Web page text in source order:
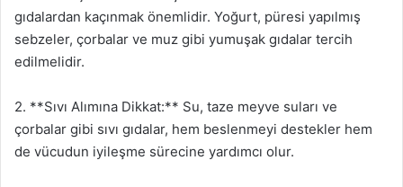
gıdalardan kaçınmak önemlidir. Yoğurt, püresi yapılmış
sebzeler, çorbalar ve muz gibi yumuşak gıdalar tercih
edilmelidir.
2. **Sıvı Alımına Dikkat:** Su, taze meyve suları ve
çorbalar gibi sıvı gıdalar, hem beslenmeyi destekler hem
de vücudun iyileşme sürecine yardımcı olur.